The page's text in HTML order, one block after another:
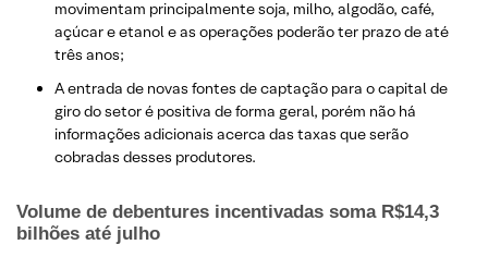
movimentam principalmente soja, milho, algodão, café,
açúcar e etanol e as operações poderão ter prazo de até
três anos;
A entrada de novas fontes de captação para o capital de
giro do setor é positiva de forma geral, porém não há
informações adicionais acerca das taxas que serão
cobradas desses produtores.
Volume de debentures incentivadas soma R$14,3
bilhões até julho